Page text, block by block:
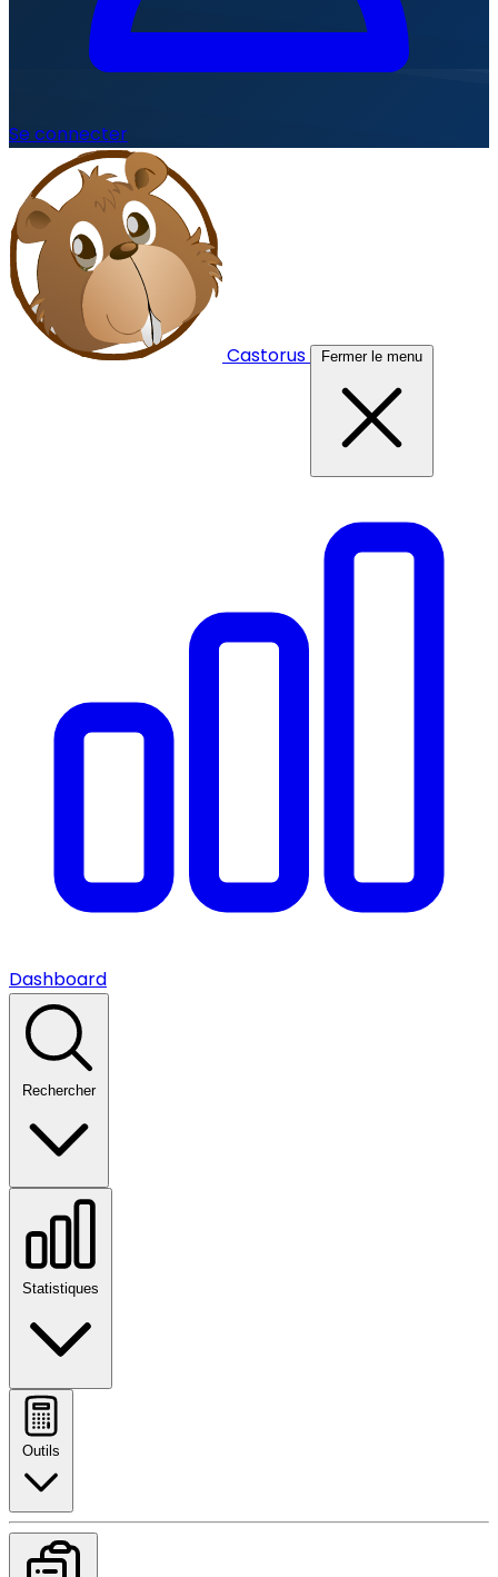
Se connecter
Castorus Fermer le menu
Dashboard
Rechercher
Statistiques
Outils